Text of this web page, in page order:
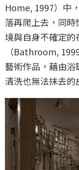
Home, 1997）中
落再爬上去，同
境與自身不確定的
（Bathroom,
藝術作品，藉由
清洗也無法抹去的